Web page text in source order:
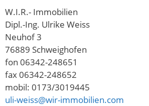
W.I.R.- Immobilien
Dipl.-Ing. Ulrike Weiss
Neuhof 3
76889 Schweighofen
fon 06342-248651
fax 06342-248652
mobil: 0173/3019445
uli-weiss@wir-immobilien.com